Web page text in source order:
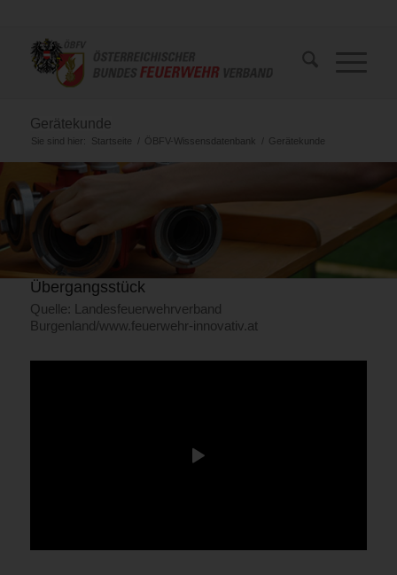
Gerätekunde
Sie sind hier: Startseite / ÖBFV-Wissensdatenbank / Gerätekunde
Übergangsstück
Quelle: Landesfeuerwehrverband
Burgenland/www.feuerwehr-innovativ.at